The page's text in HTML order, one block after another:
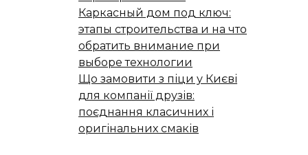
Каркасный дом под ключ:
этапы строительства и на что
обратить внимание при
выборе технологии
Що замовити з піци у Києві
для компанії друзів:
поєднання класичних і
оригінальних смаків